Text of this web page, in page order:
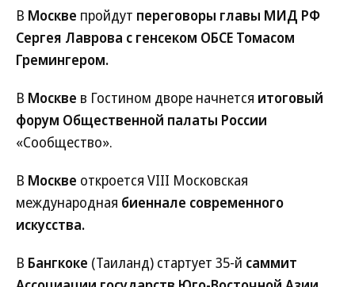
В Москве пройдут переговоры главы МИД РФ
Сергея Лаврова с генсеком ОБСЕ Томасом
Гремингером.
В Москве в Гостином дворе начнется итоговый
форум Общественной палаты России
«Сообщество».
В Москве откроется VIII Московская
международная биеннале современного
искусства.
В Бангкоке (Таиланд) стартует 35-й саммит